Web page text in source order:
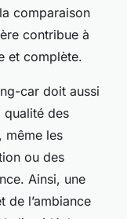
comparaison
contribue à
et complète.
car doit aussi
qualité des
même les
ou des
Ainsi, une
de l’ambiance